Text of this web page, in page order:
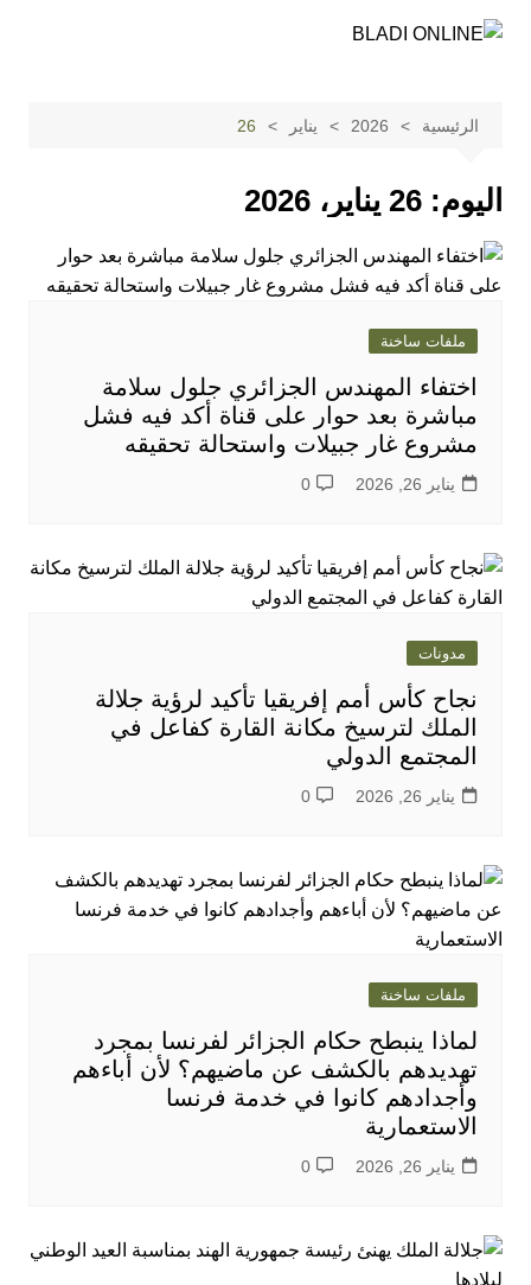
الرئيسية 2026 يناير 26
اليوم: 26 يناير، 2026
ملفات ساخنة
اختفاء المهندس الجزائري جلول سلامة
مباشرة بعد حوار على قناة أكد فيه فشل
مشروع غار جبيلات واستحالة تحقيقه
يناير 26, 2026 0
مدونات
نجاح كأس أمم إفريقيا تأكيد لرؤية جلالة
الملك لترسيخ مكانة القارة كفاعل في
المجتمع الدولي
يناير 26, 2026 0
ملفات ساخنة
لماذا ينبطح حكام الجزائر لفرنسا بمجرد
تهديدهم بالكشف عن ماضيهم؟ لأن أباءهم
وأجدادهم كانوا في خدمة فرنسا
الاستعمارية
يناير 26, 2026 0